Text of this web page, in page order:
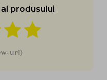
produsului
uri)